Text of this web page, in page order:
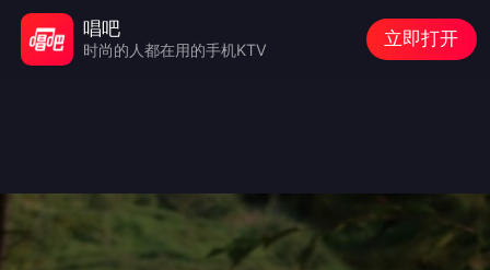
唱吧
时尚的人都在用的手机KTV
立即打开